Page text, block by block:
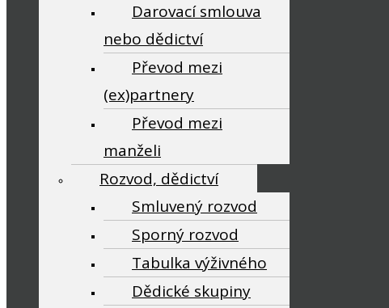
Darovací smlouva
nebo dědictví
Převod mezi
(ex)partnery
Převod mezi
manželi
Rozvod, dědictví
Smluvený rozvod
Sporný rozvod
Tabulka výživného
Dědické skupiny